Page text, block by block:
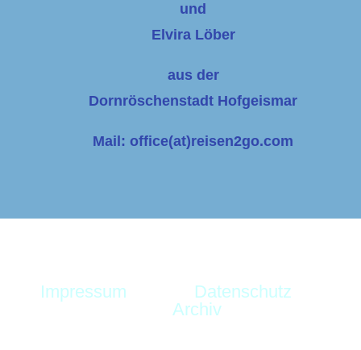
und
Elvira Löber
aus der
Dornröschenstadt Hofgeismar
Mail: office(at)reisen2go.com
Impressum
Datenschutz
Archiv